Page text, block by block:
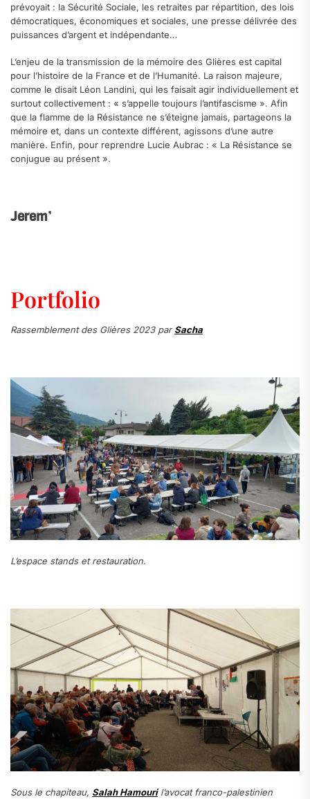
prévoyait : la Sécurité Sociale, les retraites par répartition, des lois
démocratiques, économiques et sociales, une presse délivrée des
puissances d’argent et indépendante…
L’enjeu de la transmission de la mémoire des Glières est capital
pour l’histoire de la France et de l’Humanité. La raison majeure,
comme le disait Léon Landini, qui les faisait agir individuellement et
surtout collectivement : « s’appelle toujours l’antifascisme ». Afin
que la flamme de la Résistance ne s’éteigne jamais, partageons la
mémoire et, dans un contexte différent, agissons d’une autre
manière. Enfin, pour reprendre Lucie Aubrac : « La Résistance se
conjugue au présent ».
Jerem’
Portfolio
Rassemblement des Glières 2023 parSacha
L’espace stands et restauration.
Sous le chapiteau, Salah Hamouril’avocat franco-palestinien